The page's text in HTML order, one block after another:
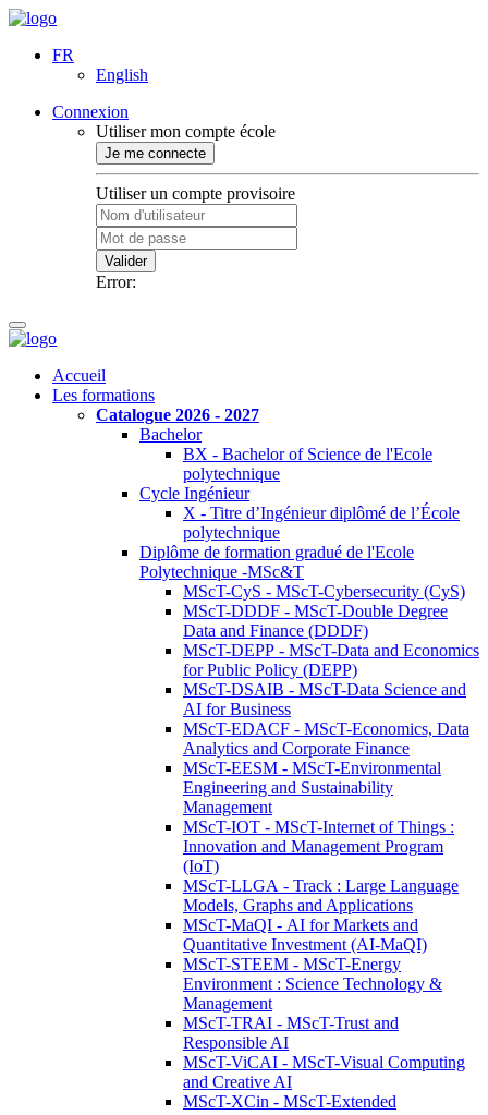
FR
English
Connexion
Utiliser mon compte école
Je me connecte
Utiliser un compte provisoire
Valider
Error:
Accueil
Les formations
Catalogue 2026 - 2027
Bachelor
BX - Bachelor of Science de l'Ecole
polytechnique
Cycle Ingénieur
X - Titre d’Ingénieur diplômé de l’École
polytechnique
Diplôme de formation gradué de l'Ecole
Polytechnique -MSc&T
MScT-CyS - MScT-Cybersecurity (CyS)
MScT-DDDF - MScT-Double Degree
Data and Finance (DDDF)
MScT-DEPP - MScT-Data and Economics
for Public Policy (DEPP)
MScT-DSAIB - MScT-Data Science and
AI for Business
MScT-EDACF - MScT-Economics, Data
Analytics and Corporate Finance
MScT-EESM - MScT-Environmental
Engineering and Sustainability
Management
MScT-IOT - MScT-Internet of Things :
Innovation and Management Program
(IoT)
MScT-LLGA - Track : Large Language
Models, Graphs and Applications
MScT-MaQI - AI for Markets and
Quantitative Investment (AI-MaQI)
MScT-STEEM - MScT-Energy
Environment : Science Technology &
Management
MScT-TRAI - MScT-Trust and
Responsible AI
MScT-ViCAI - MScT-Visual Computing
and Creative AI
MScT-XCin - MScT-Extended